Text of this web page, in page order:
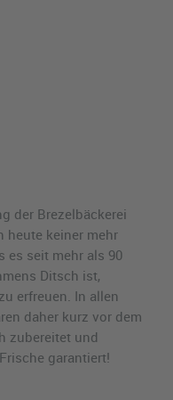
der Brezelbäckerei
heute keiner mehr
es seit mehr als 90
Ditsch ist,
erfreuen. In allen
daher kurz vor dem
zubereitet und
garantiert!